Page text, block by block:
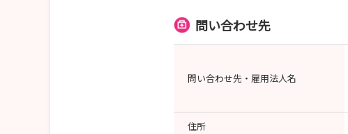
問い合わせ先
問い合わせ先・雇用法人名
住所